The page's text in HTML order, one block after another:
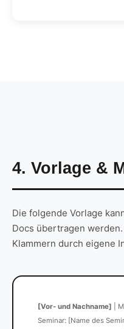
4. Vorlage &
Die folgende Vorlage
Docs übertragen
Klammern durch eigene
[Vor- und Nachname] |
Seminar: [Name des